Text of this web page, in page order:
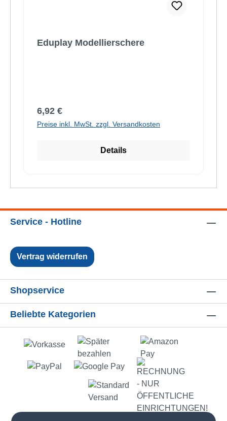
Eduplay Modellierschere
Regulärer Preis:
6,92 €
Preise inkl. MwSt. zzgl. Versandkosten
Details
Service - Hotline
Vertrag widerrufen
Shopservice
Beliebte Kategorien